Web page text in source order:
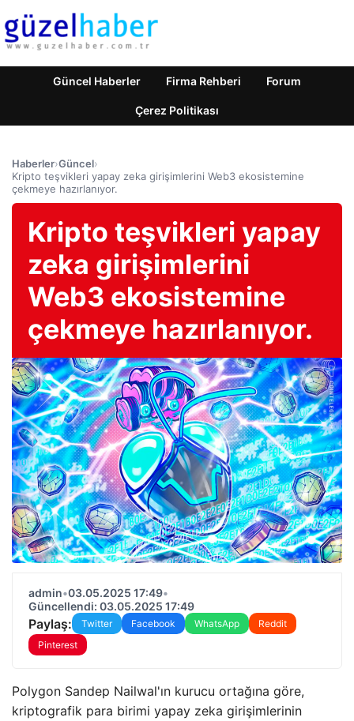
Güncel Haberler Firma Rehberi Forum
Çerez Politikası
Haberler›Güncel›
Kripto teşvikleri yapay zeka girişimlerini Web3 ekosistemine
çekmeye hazırlanıyor.
Kripto teşvikleri yapay
zeka girişimlerini
Web3 ekosistemine
çekmeye hazırlanıyor.
admin•03.05.2025 17:49•
Güncellendi: 03.05.2025 17:49
Paylaş: Twitter Facebook WhatsApp
Reddit
Pinterest
Polygon Sandep Nailwal'ın kurucu ortağına göre,
kriptografik para birimi yapay zeka girişimlerinin